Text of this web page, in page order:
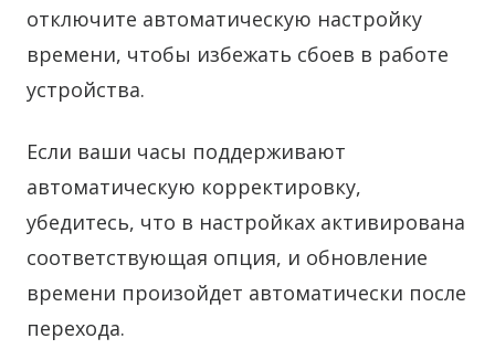
отключите автоматическую настройку
времени, чтобы избежать сбоев в работе
устройства.
Если ваши часы поддерживают
автоматическую корректировку,
убедитесь, что в настройках активирована
соответствующая опция, и обновление
времени произойдет автоматически после
перехода.